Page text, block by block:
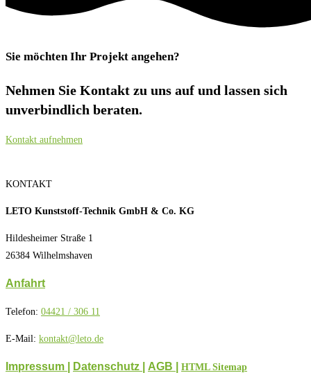
Sie möchten Ihr Projekt angehen?
Nehmen Sie Kontakt zu uns auf und lassen sich
unverbindlich beraten.
Kontakt aufnehmen
KONTAKT
LETO Kunststoff-Technik GmbH & Co. KG
Hildesheimer Straße 1
26384 Wilhelmshaven
Anfahrt
Telefon: 04421 / 306 11
E-Mail: kontakt@leto.de
Impressum | Datenschutz AGB HTML Sitemap